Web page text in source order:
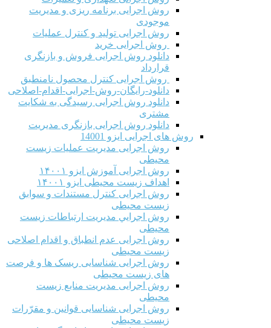
روش اجرایی برنامه ریزی و مدیریت
موجودی
روش اجرایی تولید و کنترل عملیات
روش اجرایی خرید
دانلود روش اجرایی فروش و بازنگری
قرارداد
روش اجرایی کنترل محصول نامنطبق
دانلود-رایگان-روش-اجرایی-اقدام-اصلاحی
دانلود روش اجرایی رسیدگی به شکایت
مشتری
دانلود روش اجرایی بازنگری مدیریت
روش های اجرایی ایزو 14001
روش اجرایی مدیریت عملیات زیست
محیطی
روش اجرایی آموزش ایزو ۱۴۰۰۱
اهداف زیست محیطی ایزو ۱۴۰۰۱
روش اجرایی کنترل مستندات و سوابق
زیست محیطی
روش اجرايي مدیریت ارتباطات زیست
محیطی
روش اجرایی عدم انطباق و اقدام اصلاحی
زیست محیطی
روش اجرایی شناسایی ریسک ها و فرصت
های زیست محیطی
روش اجرایی مدیریت منابع زیست
محیطی
روش اجرایی شناسایی قوانین و مقرّرات
زیست محیطی